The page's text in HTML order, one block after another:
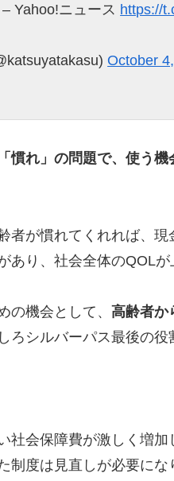
Yahoo!ニュース https://
October
慣れ」の問題で、使う
者が慣れてくれれば、
あり、社会全体のQOLが
の機会として、 高齢者か
ろシルバーパス最後の役
社会保障費が激しく増
制度は見直しが必要にな